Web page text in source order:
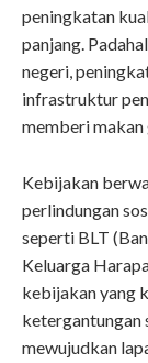
peningkatan
panjang.
negeri,
infrastruktur
memberi makan
Kebijakan
perlindungan
seperti BLT
Keluarga
kebijakan yang
mewujudkan